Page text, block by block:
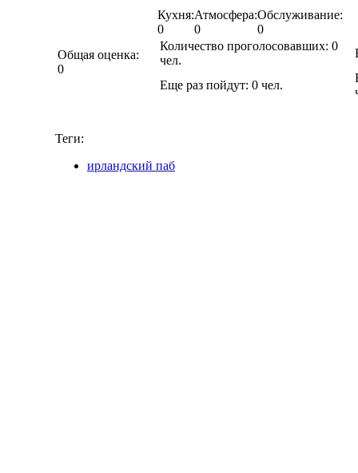
Общая оценка:
0
Кухня:
0
Атмосфера:
0
Обслуживание:
0
Количество проголосовавших: 0
чел.
Еще раз пойдут: 0 чел.
Теги:
ирландский паб